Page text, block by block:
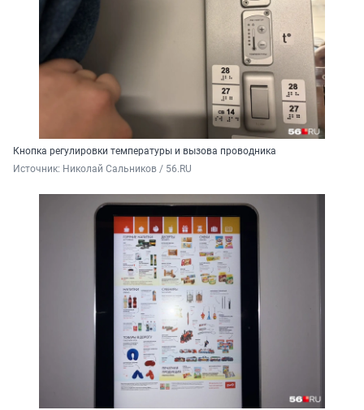
Кнопка регулировки температуры и вызова проводника
Источник: Николай Сальников / 56.RU